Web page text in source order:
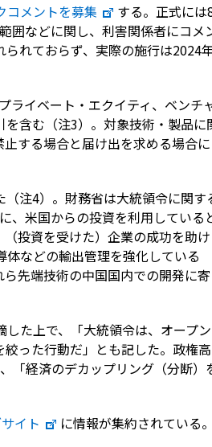
コメントを募集
する。正式には
囲などに関し、利害関係者にコメ
れておらず、実際の施行は2024
ライベート・エクイティ、ベンチ
含む（注3）。対象技術・製品に
する場合と届け出を求める場合に
注4）。財務省は大統領令に関す
、米国からの投資を利用している
投資を受けた）企業の成功を助け
などの輸出管理を強化している
先端技術の中国国内での開発に寄
た上で、「大統領令は、オープン
った行動だ」とも記した。政権高
「経済のデカップリング（分断）
イト
に情報が集約されている。